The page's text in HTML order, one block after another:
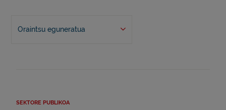
Oraintsu eguneratua
SEKTORE PUBLIKOA